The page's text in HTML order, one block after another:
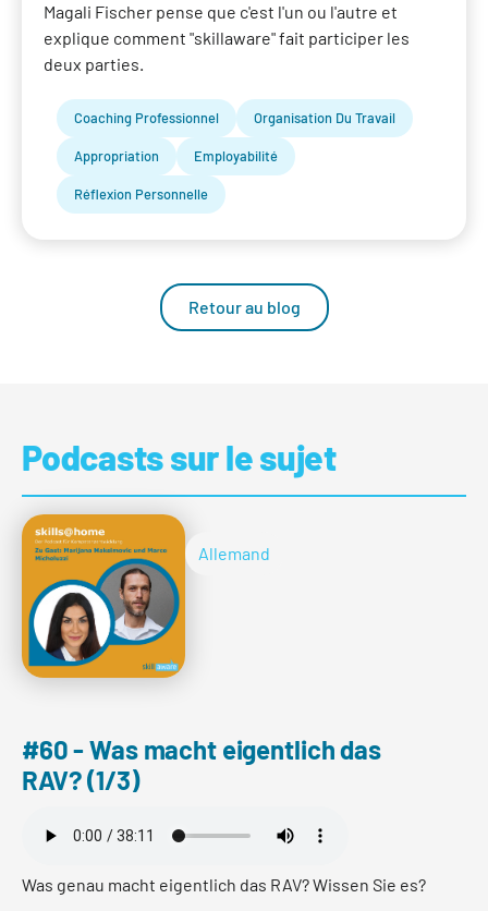
Magali Fischer pense que c'est l'un ou l'autre et
explique comment "skillaware" fait participer les
deux parties.
Coaching Professionnel Organisation Du Travail
Appropriation Employabilité
Réflexion Personnelle
Retour au blog
Podcasts sur le sujet
Allemand
#60 - Was macht eigentlich das
RAV? (1/3)
Was genau macht eigentlich das RAV? Wissen Sie es?